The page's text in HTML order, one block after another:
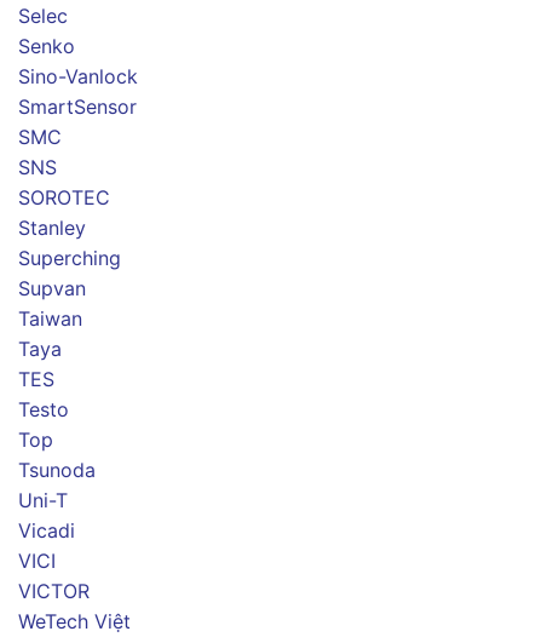
Selec
Senko
Sino-Vanlock
SmartSensor
SMC
SNS
SOROTEC
Stanley
Superching
Supvan
Taiwan
Taya
TES
Testo
Top
Tsunoda
Uni-T
Vicadi
VICI
VICTOR
WeTech Việt